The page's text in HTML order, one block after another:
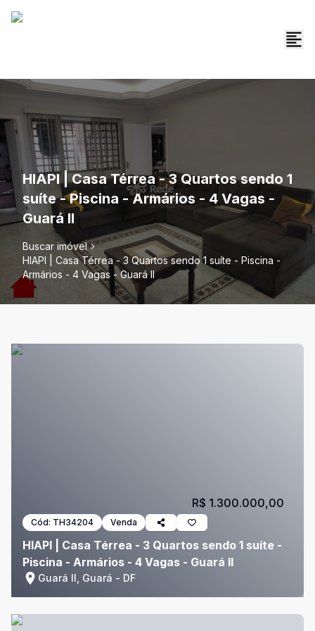
HIAPI | Casa Térrea - 3 Quartos sendo 1
suíte - Piscina - Armários - 4 Vagas -
Guará II
Buscar imóvel
HIAPI | Casa Térrea - 3 Quartos sendo 1 suíte - Piscina -
Armários - 4 Vagas - Guará II
Cód: TH34204 Venda
HIAPI | Casa Térrea - 3 Quartos sendo 1 suíte -
Piscina - Armários - 4 Vagas - Guará II
Guará II, Guará - DF
R$ 1.300.000,00